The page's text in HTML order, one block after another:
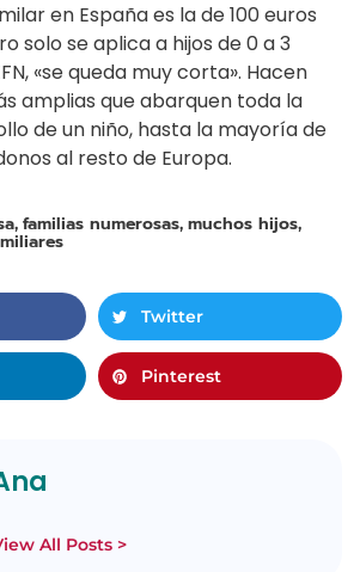
en España es la de 100 euros
solo se aplica a hijos de 0 a 3
«se queda muy corta». Hacen
amplias que abarquen toda la
de un niño, hasta la mayoría de
al resto de Europa.
, familias numerosas, muchos hijos,
Twitter
Pinterest
All Posts >